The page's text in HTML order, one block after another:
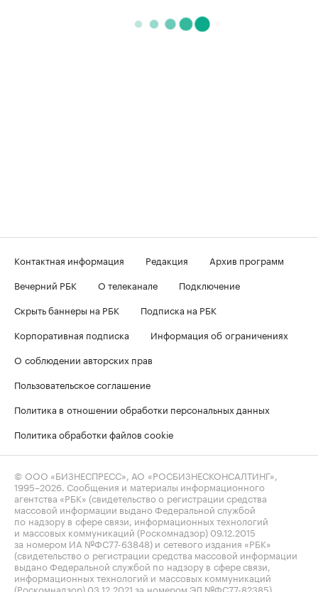
Контактная информация Редакция
Архив программ
Вечерний РБК
О телеканале
Подключение
Скрыть баннеры на РБК
Подписка на РБК
Корпоративная подписка
Информация об ограничениях
О соблюдении авторских прав
Пользовательское соглашение
Политика в отношении обработки персональных данных
Политика обработки файлов cookie
© ООО «БИЗНЕСПРЕСС», АО «РОСБИЗНЕСКОНСАЛТИНГ»,
1995–2026 . Сообщения и материалы информационного
агентства «РБК» (свидетельство о регистрации средства
массовой информации выдано Федеральной службой
по надзору в сфере связи, информационных технологий
и массовых коммуникаций (Роскомнадзор) 09.12.2015
за номером ИА №ФС77-63848) и сетевого издания «РБК»
(свидетельство о регистрации средства массовой информации
выдано Федеральной службой по надзору в сфере связи,
информационных технологий и массовых коммуникаций
(Роскомнадзор) 03.12.2021 за номером ЭЛ №ФС77-82385)